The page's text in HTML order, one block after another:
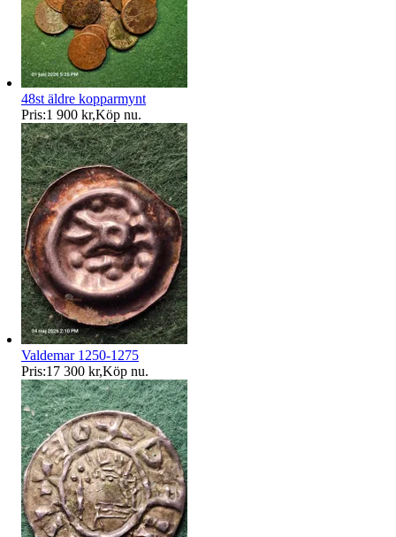
48st äldre kopparmynt
Pris:1 900 kr,Köp nu.
Valdemar 1250-1275
Pris:17 300 kr,Köp nu.